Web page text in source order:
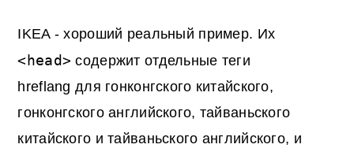
IKEA - хороший реальный пример. Их
<head> содержит отдельные теги
hreflang для гонконгского китайского,
гонконгского английского, тайваньского
китайского и тайваньского английского, и